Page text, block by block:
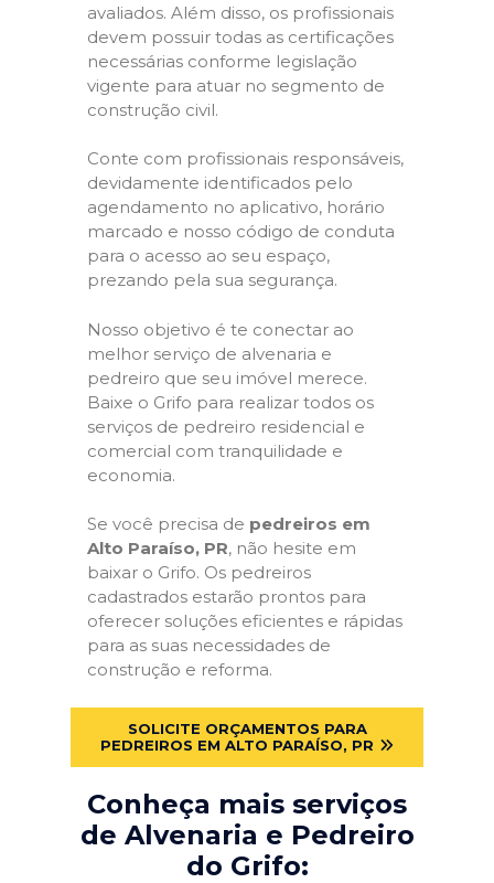
avaliados. Além disso, os profissionais
devem possuir todas as certificações
necessárias conforme legislação
vigente para atuar no segmento de
construção civil.
Conte com profissionais responsáveis,
devidamente identificados pelo
agendamento no aplicativo, horário
marcado e nosso código de conduta
para o acesso ao seu espaço,
prezando pela sua segurança.
Nosso objetivo é te conectar ao
melhor serviço de alvenaria e
pedreiro que seu imóvel merece.
Baixe o Grifo para realizar todos os
serviços de pedreiro residencial e
comercial com tranquilidade e
economia.
Se você precisa de pedreiros em
Alto Paraíso, PR, não hesite em
baixar o Grifo. Os pedreiros
cadastrados estarão prontos para
oferecer soluções eficientes e rápidas
para as suas necessidades de
construção e reforma.
SOLICITE ORÇAMENTOS PARA
PEDREIROS EM ALTO PARAÍSO, PR
Conheça mais serviços
de Alvenaria e Pedreiro
do Grifo: